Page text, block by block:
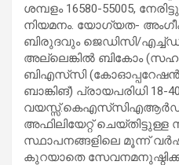
ശമ്പളം 16580-55005,
നിയമനം. യോഗ്യത-
ബിരുദവും ജെഡിസി/
അല്ലെങ്കില്‍ ബികോം
ബിഎസ്‌സി
ബാങ്കിങ്) പ്രായപരിധി 18-40
വയസ്സ്.കെഎസ്‌സിഎആര്‍ഡി
അഫിലിയേറ്റ്
സ്ഥാപനങ്ങളിലെ മൂന്ന്
കുറയാതെ